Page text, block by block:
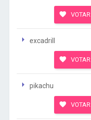
VOTAR
excadrill
VOTAR
pikachu
VOTAR